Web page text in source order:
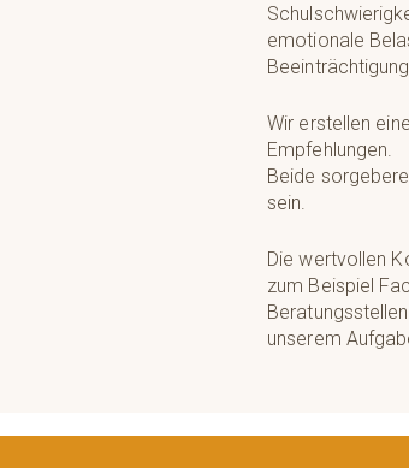
emotionale
Wir erstellen
Empfehlungen.
Beide
sein.
Die wertvollen
zum Beispiel
unserem